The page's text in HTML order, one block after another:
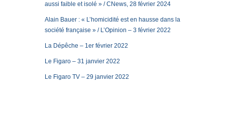
aussi faible et isolé » / CNews, 28 février 2024
Alain Bauer : « L’homicidité est en hausse dans la
société française » / L’Opinion – 3 février 2022
La Dépêche – 1er février 2022
Le Figaro – 31 janvier 2022
Le Figaro TV – 29 janvier 2022